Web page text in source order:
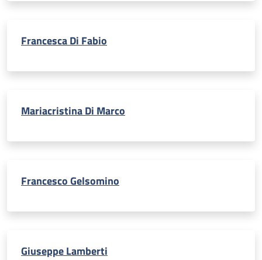
Francesca Di Fabio
Mariacristina Di Marco
Francesco Gelsomino
Giuseppe Lamberti